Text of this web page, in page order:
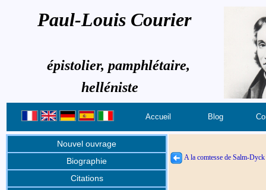
Paul-Louis Courier
épistolier, pamphlétaire,
helléniste
Accueil Blog
Nouvel ouvrage
Biographie
Citations
A la comtesse de Salm-Dyck